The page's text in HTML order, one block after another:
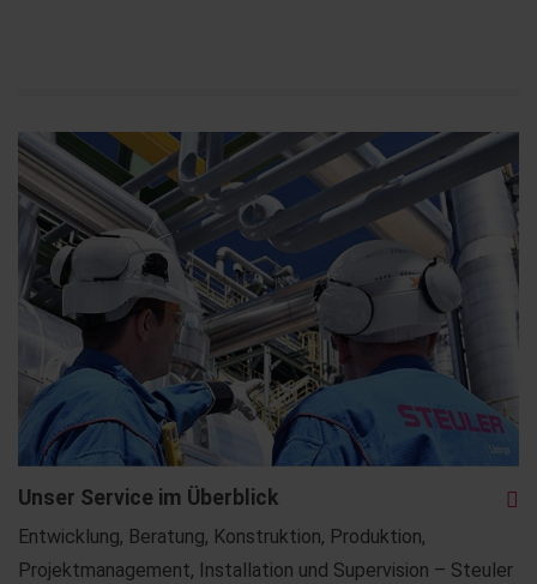
Unser Service im Überblick
Entwicklung, Beratung, Konstruktion, Produktion,
Projektmanagement, Installation und Supervision – Steuler